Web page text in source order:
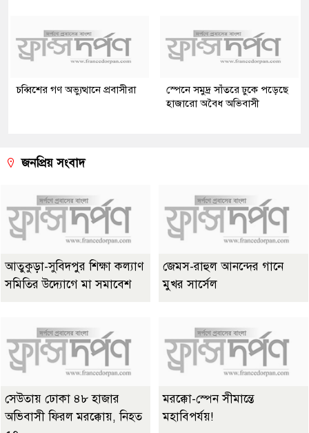
চব্বিশের গণ অভ্যুত্থানে প্রবাসীরা
স্পেনে সমুদ্র সাঁতরে ঢুকে পড়েছে
হাজারো অবৈধ অভিবাসী
জনপ্রিয় সংবাদ
আতুকুড়া-সুবিদপুর শিক্ষা কল্যাণ
সমিতির উদ্যোগে মা সমাবেশ
জেমস-রাহুল আনন্দের গানে
মুখর সার্সেল
সেউতায় ঢোকা ৪৮ হাজার
অভিবাসী ফিরল মরক্কোয়, নিহত
মরক্কো-স্পেন সীমান্তে
মহাবিপর্যয়!